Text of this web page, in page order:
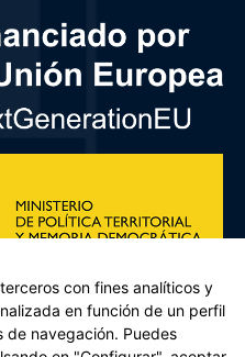
con fines analíticos y
en función de un perfil
navegación. Puedes